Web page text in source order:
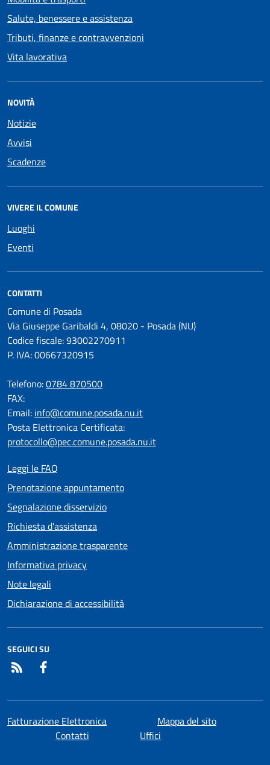
Salute, benessere e assistenza
Tributi, finanze e contravvenzioni
Vita lavorativa
NOVITÀ
Notizie
Avvisi
Scadenze
VIVERE IL COMUNE
Luoghi
Eventi
CONTATTI
Comune di Posada
Via Giuseppe Garibaldi 4, 08020 - Posada (NU)
Codice fiscale: 93002270911
P. IVA: 00667320915
Telefono:0784 870500
FAX:
Email: info@comune.posada.nu.it
Posta Elettronica Certificata:
protocollo@pec.comune.posada.nu.it
Leggi le FAQ
Prenotazione appuntamento
Segnalazione disservizio
Richiesta d'assistenza
Amministrazione trasparente
Informativa privacy
Note legali
Dichiarazione di accessibilità
SEGUICI SU
RSS
Fatturazione Elettronica
Mappa del sito
Contatti
Uffici